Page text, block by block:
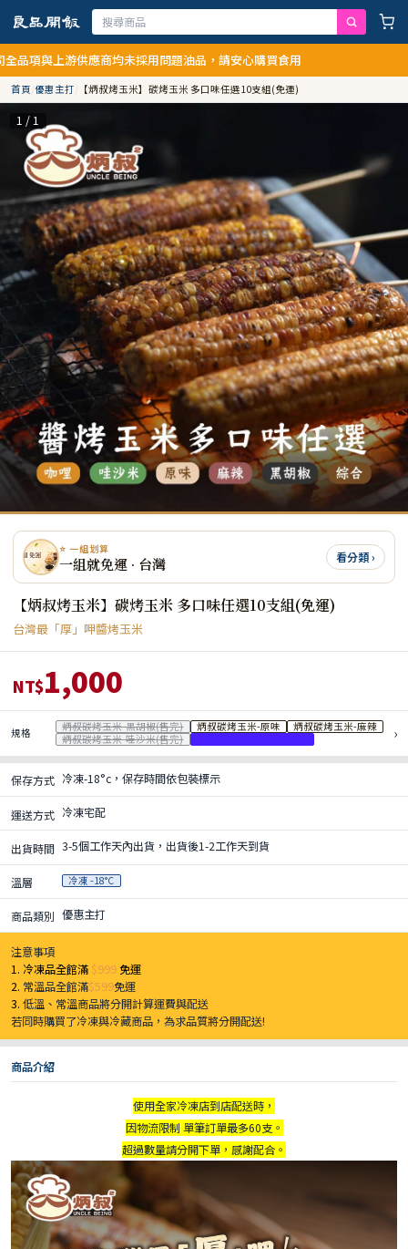
應商均未採用問題油品，請安心購買食用
首頁/優惠主打/ 【炳叔烤玉米】碳烤玉米 多口味任選10支組(免運)
1 / 1
⭐ 一組划算
一組就免運 · 台灣 看分類 ›
【炳叔烤玉米】碳烤玉米 多口味任選10支組(免運)
台灣最「厚」呷醬烤玉米
NT$1,000
規格 炳叔碳烤玉米-黑胡椒(售完) 炳叔碳烤玉米-原味
炳叔碳烤玉米-麻辣
炳叔碳烤玉米-哇沙米(售完)
›
保存方式 冷凍-18°c，保存時間依包裝標示
運送方式 冷凍宅配
出貨時間 3-5個工作天內出貨，出貨後1-2工作天到貨
溫層 冷凍 -18°C
商品類別 優惠主打
注意事項
1. 冷凍品全館滿 $999免運
2. 常溫品全館滿$599免運
3.低溫、常溫商品將分開計算運費與配送
若同時購買了冷凍與冷藏商品，為求品質將分開配送!
商品介紹
使用全家冷凍店到店配送時，
因物流限制 單筆訂單最多60支。
超過數量請分開下單，感謝配合。